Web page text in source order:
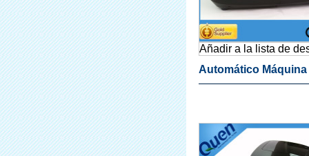
Añadir a la lista de
Automático Máquina
Uso De Laboratorio